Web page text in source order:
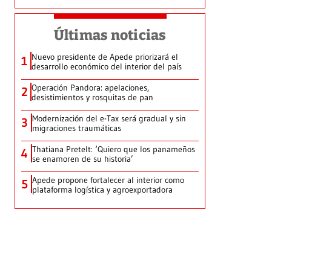
Últimas noticias
1 Nuevo presidente de Apede priorizará el
desarrollo económico del interior del país
2 Operación Pandora: apelaciones,
desistimientos y rosquitas de pan
3 Modernización del e-Tax será gradual y sin
migraciones traumáticas
4 Thatiana Pretelt: ‘Quiero que los panameños
se enamoren de su historia’
5 Apede propone fortalecer al interior como
plataforma logística y agroexportadora